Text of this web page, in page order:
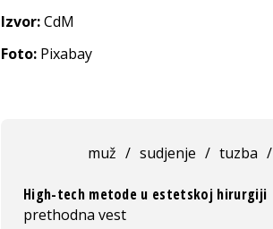
Izvor:CdM
Foto: Pixabay
muž / sudjenje / tuzba /
High-tech metode u estetskoj hirurgiji
prethodna vest